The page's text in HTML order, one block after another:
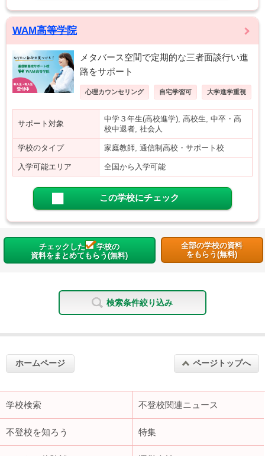
WAM高等学院
メタバース空間で定期的な三者面談行い進
路をサポート
心理カウンセリング 自宅学習可 大学進学重視
サポート対象
中学３年生(高校進学), 高校生, 中卒・高
校中退者, 社会人
学校のタイプ 家庭教師, 通信制高校・サポート校
入学可能エリア 全国から入学可能
この学校にチェック
チェックした
学校の
資料をまとめてもらう(無料)
全部の学校の資料
をもらう(無料)
検索条件絞り込み
ホームページ ページトップへ
学校検索 不登校関連ニュース
不登校を知ろう 特集